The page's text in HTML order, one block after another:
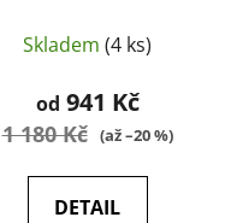
Skladem (4 ks)
od 941 Kč
1 180 Kč (až –20 %)
DETAIL